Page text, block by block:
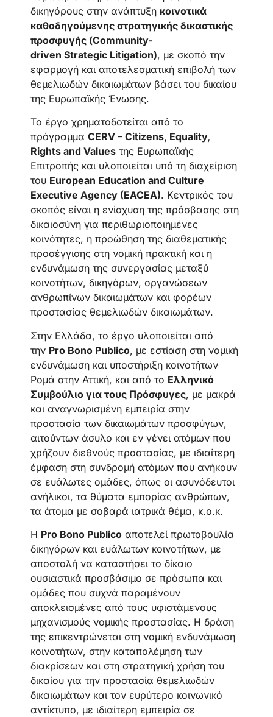
δικηγόρους στην ανάπτυξη κοινοτικά
καθοδηγούμενης στρατηγικής δικαστικής
προσφυγής (Community-
driven Strategic Litigation), με σκοπό την
εφαρμογή και αποτελεσματική επιβολή των
θεμελιωδών δικαιωμάτων βάσει του δικαίου
της Ευρωπαϊκής Ένωσης.
Το έργο χρηματοδοτείται από το
πρόγραμμα CERV – Citizens, Equality,
Rights and Values της Ευρωπαϊκής
Επιτροπής και υλοποιείται υπό τη διαχείριση
του European Education and Culture
Executive Agency (EACEA). Κεντρικός του
σκοπός είναι η ενίσχυση της πρόσβασης στη
δικαιοσύνη για περιθωριοποιημένες
κοινότητες, η προώθηση της διαθεματικής
προσέγγισης στη νομική πρακτική και η
ενδυνάμωση της συνεργασίας μεταξύ
κοινοτήτων, δικηγόρων, οργανώσεων
ανθρωπίνων δικαιωμάτων και φορέων
προστασίας θεμελιωδών δικαιωμάτων.
Στην Ελλάδα, το έργο υλοποιείται από
την Pro Bono Publico, με εστίαση στη νομική
ενδυνάμωση και υποστήριξη κοινοτήτων
Ρομά στην Αττική, και από το Ελληνικό
Συμβούλιο για τους Πρόσφυγες, με μακρά
και αναγνωρισμένη εμπειρία στην
προστασία των δικαιωμάτων προσφύγων,
αιτούντων άσυλο και εν γένει ατόμων που
χρήζουν διεθνούς προστασίας, με ιδιαίτερη
έμφαση στη συνδρομή ατόμων που ανήκουν
σε ευάλωτες ομάδες, όπως οι ασυνόδευτοι
ανήλικοι, τα θύματα εμπορίας ανθρώπων,
τα άτομα με σοβαρά ιατρικά θέμα, κ.ο.κ.
Η Pro Bono Publico αποτελεί πρωτοβουλία
δικηγόρων και ευάλωτων κοινοτήτων, με
αποστολή να καταστήσει το δίκαιο
ουσιαστικά προσβάσιμο σε πρόσωπα και
ομάδες που συχνά παραμένουν
αποκλεισμένες από τους υφιστάμενους
μηχανισμούς νομικής προστασίας. Η δράση
της επικεντρώνεται στη νομική ενδυνάμωση
κοινοτήτων, στην καταπολέμηση των
διακρίσεων και στη στρατηγική χρήση του
δικαίου για την προστασία θεμελιωδών
δικαιωμάτων και τον ευρύτερο κοινωνικό
αντίκτυπο, με ιδιαίτερη εμπειρία σε